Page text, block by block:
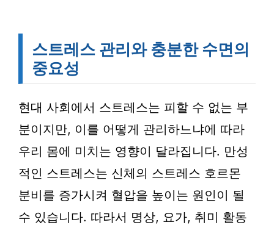
스트레스 관리와 충분한 수면의
중요성
현대 사회에서 스트레스는 피할 수 없는 부
분이지만, 이를 어떻게 관리하느냐에 따라
우리 몸에 미치는 영향이 달라집니다. 만성
적인 스트레스는 신체의 스트레스 호르몬
분비를 증가시켜 혈압을 높이는 원인이 될
수 있습니다. 따라서 명상, 요가, 취미 활동